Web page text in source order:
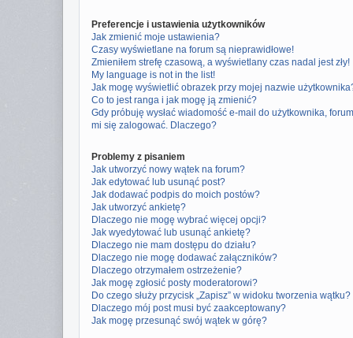
Preferencje i ustawienia użytkowników
Jak zmienić moje ustawienia?
Czasy wyświetlane na forum są nieprawidłowe!
Zmieniłem strefę czasową, a wyświetlany czas nadal jest zły!
My language is not in the list!
Jak mogę wyświetlić obrazek przy mojej nazwie
Co to jest ranga i jak mogę ją zmienić?
Gdy próbuję wysłać wiadomość e-mail do użytkownika,
mi się zalogować. Dlaczego?
Problemy z pisaniem
Jak utworzyć nowy wątek na forum?
Jak edytować lub usunąć post?
Jak dodawać podpis do moich postów?
Jak utworzyć ankietę?
Dlaczego nie mogę wybrać więcej opcji?
Jak wyedytować lub usunąć ankietę?
Dlaczego nie mam dostępu do działu?
Dlaczego nie mogę dodawać załączników?
Dlaczego otrzymałem ostrzeżenie?
Jak mogę zgłosić posty moderatorowi?
Do czego służy przycisk „Zapisz” w widoku tworzenia wątku?
Dlaczego mój post musi być zaakceptowany?
Jak mogę przesunąć swój wątek w górę?